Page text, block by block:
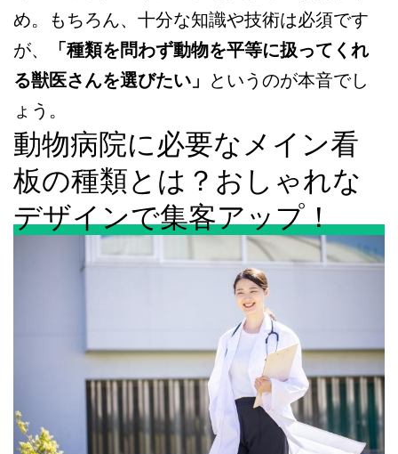
め。もちろん、十分な知識や技術は必須です
が、
「種類を問わず動物を平等に扱ってくれ
る獣医さんを選びたい」
というのが本音でし
ょう。
動物病院に必要なメイン看
板の種類とは？おしゃれな
デザインで集客アップ！